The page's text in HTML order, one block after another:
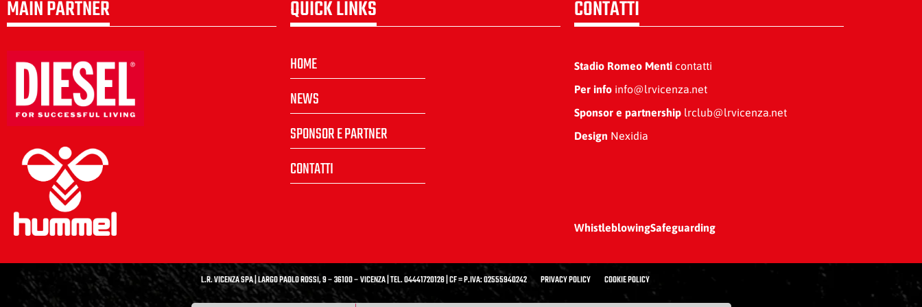
MAIN PARTNER QUICK LINKS
HOME
NEWS
SPONSOR E PARTNER
CONTATTI
CONTATTI
Stadio Romeo Menticontatti
Per infoinfo@lrvicenza.net
Sponsor e partnershiplrclub@lrvicenza.net
Design Nexidia
WhistleblowingSafeguarding
L.R. VICENZA SPA | LARGO PAOLO ROSSI, 9 – 36100 – VICENZA | TEL. 04441720128 | CF = P.IVA: 02555940242 PRIVACY POLICY COOKIE POLICY